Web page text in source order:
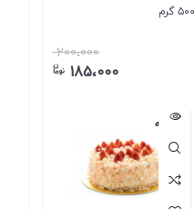
۵۰۰ گرم
200،000
185،000
فروخته